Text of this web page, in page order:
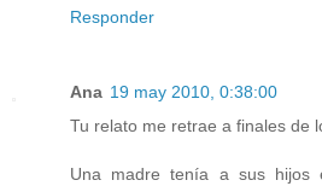
Responder
Ana 19 may 2010, 0:38:00
Tu relato me retrae a finales de
Una madre tenía a sus hijos